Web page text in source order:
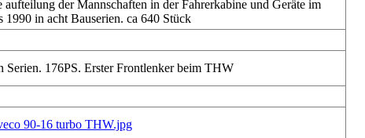
der Mannschaften in der Fahrerkabine und Geräte im
in acht Bauserien. ca 640 Stück
176PS. Erster Frontlenker beim THW